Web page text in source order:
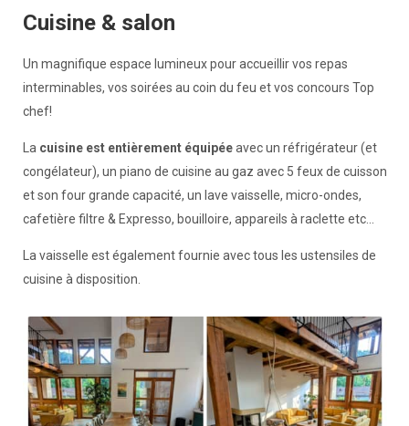
Cuisine & salon
Un magnifique espace lumineux pour accueillir vos repas
interminables, vos soirées au coin du feu et vos concours Top
chef!
La cuisine est entièrement équipéeavec un réfrigérateur (et
congélateur), un piano de cuisine au gaz avec 5 feux de cuisson
et son four grande capacité, un lave vaisselle, micro-ondes,
cafetière filtre & Expresso, bouilloire, appareils à raclette etc...
La vaisselle est également fournie avec tous les ustensiles de
cuisine à disposition.